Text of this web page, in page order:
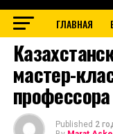
ГЛАВНАЯ
BUSINESS
мастер-
Published 2